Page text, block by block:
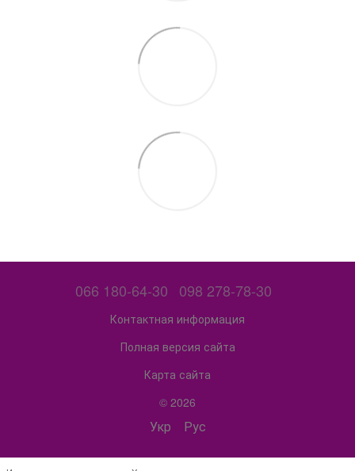
066 180-64-30 098 278-78-30
Контактная информация
Полная версия сайта
Карта сайта
© 2026
Укр Рус